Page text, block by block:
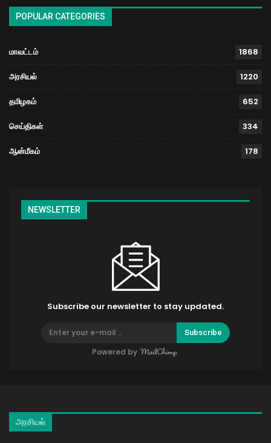
POPULAR CATEGORIES
மாவட்டம் 1868
அரசியல் 1220
தமிழகம் 652
செய்திகள் 334
ஆன்மீகம் 178
NEWSLETTER
Subscribe our newsletter to stay updated.
Subscribe
Powered by
அரசியல்